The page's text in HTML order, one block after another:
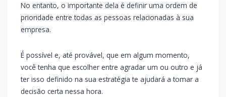
No entanto, o importante dela é definir uma ordem de
prioridade entre todas as pessoas relacionadas à sua
empresa.
É possível e, até provável, que em algum momento,
você tenha que escolher entre agradar um ou outro e já
ter isso definido na sua estratégia te ajudará a tomar a
decisão certa nessa hora.